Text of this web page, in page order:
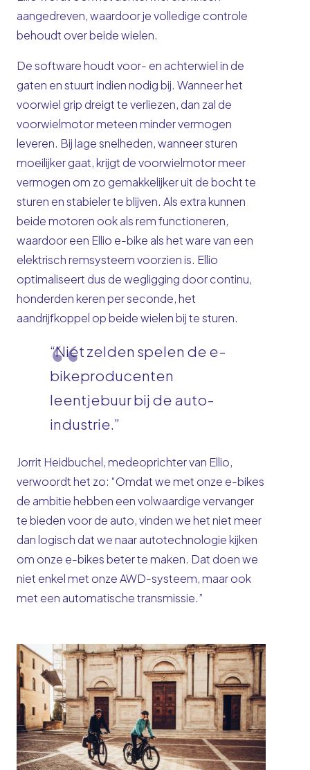
aangedreven, waardoor je volledige controle
behoudt over beide wielen.
De software houdt voor- en achterwiel in de
gaten en stuurt indien nodig bij. Wanneer het
voorwiel grip dreigt te verliezen, dan zal de
voorwielmotor meteen minder vermogen
leveren. Bij lage snelheden, wanneer sturen
moeilijker gaat, krijgt de voorwielmotor meer
vermogen om zo gemakkelijker uit de bocht te
sturen en stabieler te blijven. Als extra kunnen
beide motoren ook als rem functioneren,
waardoor een Ellio e-bike als het ware van een
elektrisch remsysteem voorzien is. Ellio
optimaliseert dus de wegligging door continu,
honderden keren per seconde, het
aandrijfkoppel op beide wielen bij te sturen.
“Niet zelden spelen de e-
bikeproducenten
leentjebuur bij de auto-
industrie.”
Jorrit Heidbuchel, medeoprichter van Ellio,
verwoordt het zo: “Omdat we met onze e-bikes
de ambitie hebben een volwaardige vervanger
te bieden voor de auto, vinden we het niet meer
dan logisch dat we naar autotechnologie kijken
om onze e-bikes beter te maken. Dat doen we
niet enkel met onze AWD-systeem, maar ook
met een automatische transmissie.”